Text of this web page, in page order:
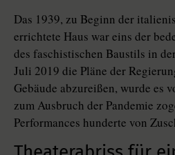
Das 1939, zu Beginn der
errichtete Haus war eins der
des faschistischen Baustils in
Juli 2019 die Pläne der
Gebäude abzureißen, wurde es
zum Ausbruch der Pandemie
Performances hunderte von